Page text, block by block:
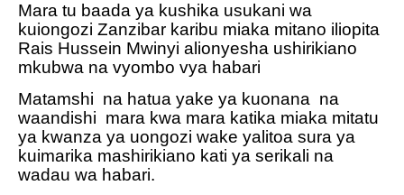
Mara tu baada ya kushika usukani wa
kuiongozi Zanzibar karibu miaka mitano iliopita
Rais Hussein Mwinyi alionyesha ushirikiano
mkubwa na vyombo vya habari
Matamshi na hatua yake ya kuonana na
waandishi mara kwa mara katika miaka mitatu
ya kwanza ya uongozi wake yalitoa sura ya
kuimarika mashirikiano kati ya serikali na
wadau wa habari.